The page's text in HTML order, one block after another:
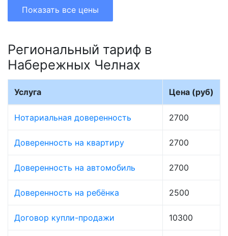
Показать все цены
Региональный тариф в
Набережных Челнах
Услуга Цена (руб)
Нотариальная доверенность 2700
Доверенность на квартиру 2700
Доверенность на автомобиль 2700
Доверенность на ребёнка 2500
Договор купли-продажи 10300